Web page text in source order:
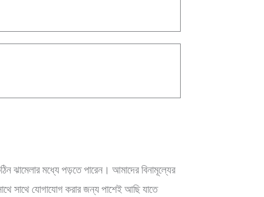
ঝামেলার মধ্যে পড়তে পারেন। আমাদের বিনামূল্যের
সাথে যোগাযোগ করার জন্য পাশেই আছি যাতে